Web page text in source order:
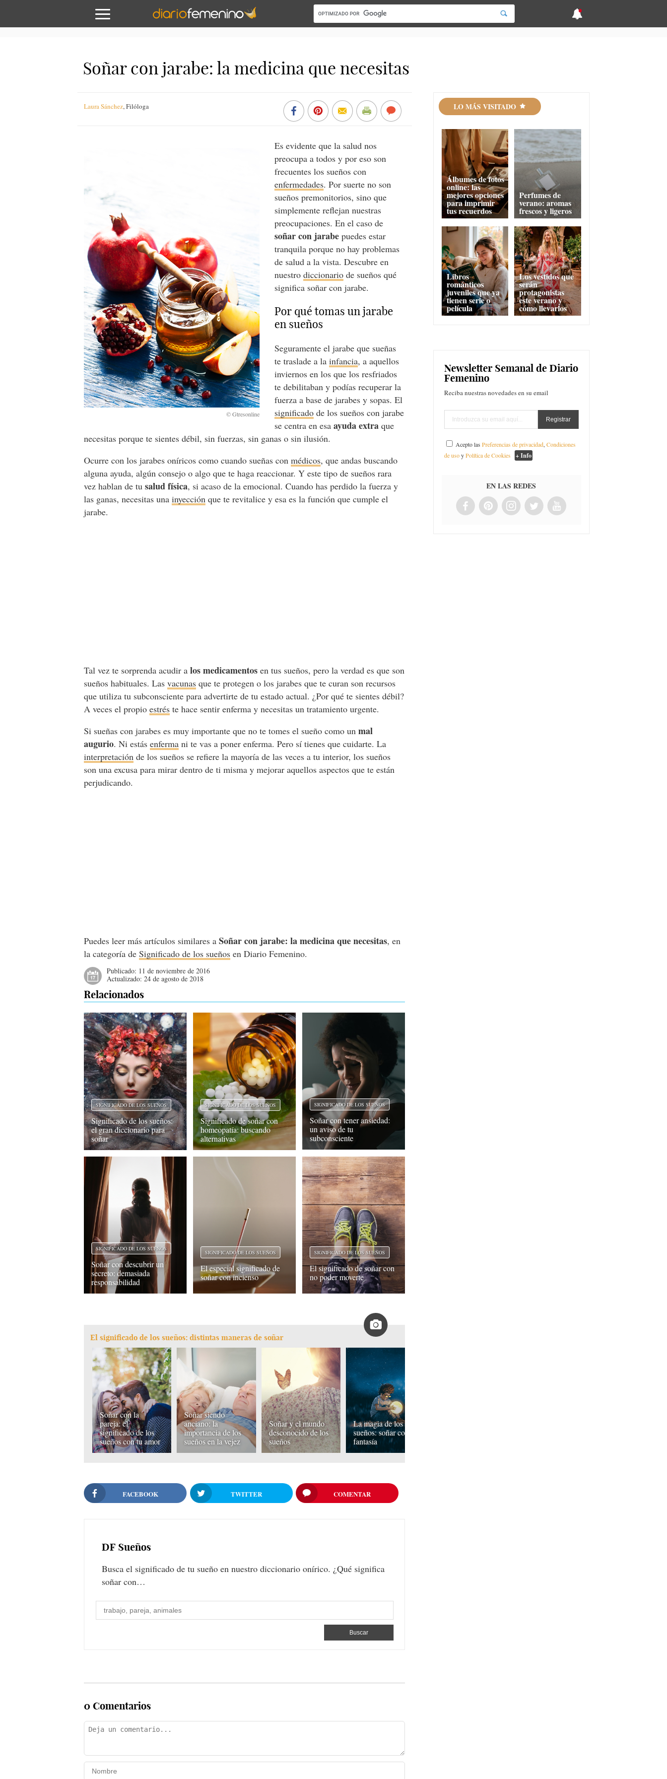
Soñar con jarabe: la medicina que necesitas
Laura Sánchez,Filóloga
Es evidente que la salud nos
preocupa a todos y por eso son
frecuentes los sueños con
enfermedades. Por suerte no son
sueños premonitorios, sino que
simplemente reflejan nuestras
preocupaciones. En el caso de
soñar con jarabe puedes estar
tranquila porque no hay problemas
de salud a la vista. Descubre en
nuestrodiccionario de sueños qué
significa soñar con jarabe.
Por qué tomas un jarabe
en sueños
Seguramente el jarabe que sueñas
te traslade a lainfancia, a aquellos
inviernos en los que los resfriados
te debilitaban y podías recuperar la
fuerza a base de jarabes y sopas. El
significado de los sueños con jarabe
se centra en esaayuda extra que
necesitas porque te sientes débil, sin fuerzas, sin ganas o sin ilusión.
Ocurre con los jarabes oníricos como cuando sueñas conmédicos, que andas buscando
alguna ayuda, algún consejo o algo que te haga reaccionar. Y este tipo de sueños rara
vez hablan de tusalud física, si acaso de la emocional. Cuando has perdido la fuerza y
las ganas, necesitas unainyección que te revitalice y esa es la función que cumple el
jarabe.
Tal vez te sorprenda acudir alos medicamentos en tus sueños, pero la verdad es que son
sueños habituales. Lasvacunas que te protegen o los jarabes que te curan son recursos
que utiliza tu subconsciente para advertirte de tu estado actual. ¿Por qué te sientes débil?
A veces el propioestrés te hace sentir enferma y necesitas un tratamiento urgente.
Si sueñas con jarabes es muy importante que no te tomes el sueño como unmal
augurio. Ni estásenferma ni te vas a poner enferma. Pero sí tienes que cuidarte. La
interpretación de los sueños se refiere la mayoría de las veces a tu interior, los sueños
son una excusa para mirar dentro de ti misma y mejorar aquellos aspectos que te están
perjudicando.
Puedes leer más artículos similares aSoñar con jarabe: la medicina que necesitas, en
la categoría deSignificado de los sueños en Diario Femenino.
Publicado: 11 de noviembre de 2016
Actualizado:24 de agosto de 2018
Relacionados
SIGNIFICADO DE LOS SUEÑOS
Significado de los sueños:
el gran diccionario para
soñar
SIGNIFICADO DE LOS SUEÑOS
Significado de soñar con
homeopatía: buscando
alternativas
SIGNIFICADO DE LOS SUEÑOS
Soñar con tener ansiedad:
un aviso de tu
subconsciente
SIGNIFICADO DE LOS SUEÑOS
Soñar con descubrir un
secreto: demasiada
responsabilidad
SIGNIFICADO DE LOS SUEÑOS
El especial significado de
soñar con incienso
SIGNIFICADO DE LOS SUEÑOS
El significado de soñar con
no poder moverte
El significado de los sueños: distintas maneras de soñar
Soñar con la
pareja: el
significado de los
sueños con tu amor
Soñar siendo
anciano: la
importancia de los
sueños en la vejez
Soñar y el mundo
desconocido de los
sueños
La magia de los
sueños: soñar con
fantasía
FACEBOOK TWITTER COMENTAR
DFSueños
Busca el significado de tu sueño en nuestro diccionario onírico. ¿Qué significa
soñar con…
0 Comentarios
LO MÁS VISITADO
Álbumes de fotos
online: las
mejores opciones
para imprimir
tus recuerdos
Perfumes de
verano: aromas
frescos y ligeros
Libros
románticos
juveniles que ya
tienen serie o
película
Los vestidos que
serán
protagonistas
este verano y
cómo llevarlos
Newsletter Semanal de Diario
Femenino
Reciba nuestras novedades en su email
Acepto lasPreferencias de privacidad,Condiciones
de usoyPolítica de Cookies + Info
EN LAS REDES